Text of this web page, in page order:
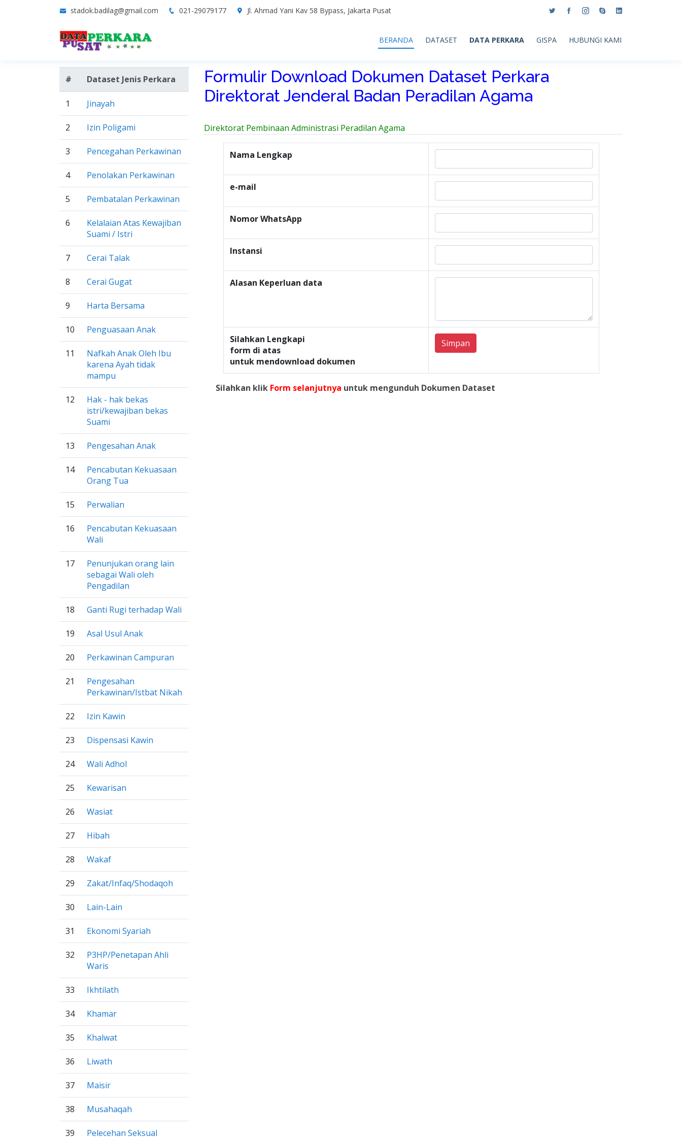
stadok.badilag@gmail.com 021-29079177 Jl. Ahmad Yani Kav 58 Bypass, Jakarta Pusat
BERANDA DATASET DATA PERKARA GISPA HUBUNGI KAMI
# Dataset Jenis Perkara
1 Jinayah
2 Izin Poligami
3 Pencegahan Perkawinan
4 Penolakan Perkawinan
5 Pembatalan Perkawinan
6
Kelalaian Atas Kewajiban
Suami / Istri
7 Cerai Talak
8 Cerai Gugat
9 Harta Bersama
10 Penguasaan Anak
11
Nafkah Anak Oleh Ibu
karena Ayah tidak
mampu
12
Hak - hak bekas
istri/kewajiban bekas
Suami
13 Pengesahan Anak
14
Pencabutan Kekuasaan
Orang Tua
15 Perwalian
16
Pencabutan Kekuasaan
Wali
17
Penunjukan orang lain
sebagai Wali oleh
Pengadilan
18 Ganti Rugi terhadap Wali
19 Asal Usul Anak
20 Perkawinan Campuran
21
Pengesahan
Perkawinan/Istbat Nikah
22 Izin Kawin
23 Dispensasi Kawin
24 Wali Adhol
25 Kewarisan
26 Wasiat
27 Hibah
28 Wakaf
29 Zakat/Infaq/Shodaqoh
30 Lain-Lain
31 Ekonomi Syariah
32
P3HP/Penetapan Ahli
Waris
33 Ikhtilath
34 Khamar
35 Khalwat
36 Liwath
37 Maisir
38 Musahaqah
39 Pelecehan Seksual
Formulir Download Dokumen Dataset Perkara
Direktorat Jenderal Badan Peradilan Agama
Direktorat Pembinaan Administrasi Peradilan Agama
Nama Lengkap
e-mail
Nomor WhatsApp
Instansi
Alasan Keperluan data
Silahkan Lengkapi
form di atas
untuk mendownload dokumen
Simpan
Silahkan klik Form selanjutnya untuk mengunduh Dokumen Dataset